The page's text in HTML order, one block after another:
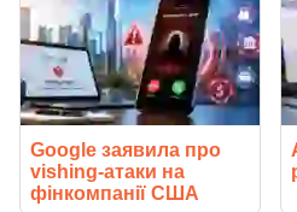
Google заявила про
vishing-атаки на
фінкомпанії США